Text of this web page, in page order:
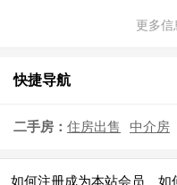
更多
快捷导航
二手房： 住房出售 中介房
如何注册成为本站会员 如